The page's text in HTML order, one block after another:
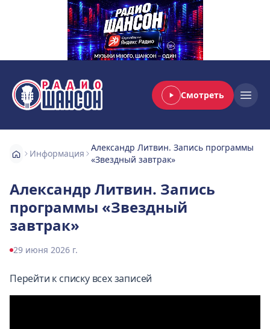
Радио Шансон Смотреть
Информация
Александр Литвин. Запись программы
«Звездный завтрак»
Александр Литвин. Запись
программы «Звездный
завтрак»
29 июня 2026 г.
Перейти к списку всех записей